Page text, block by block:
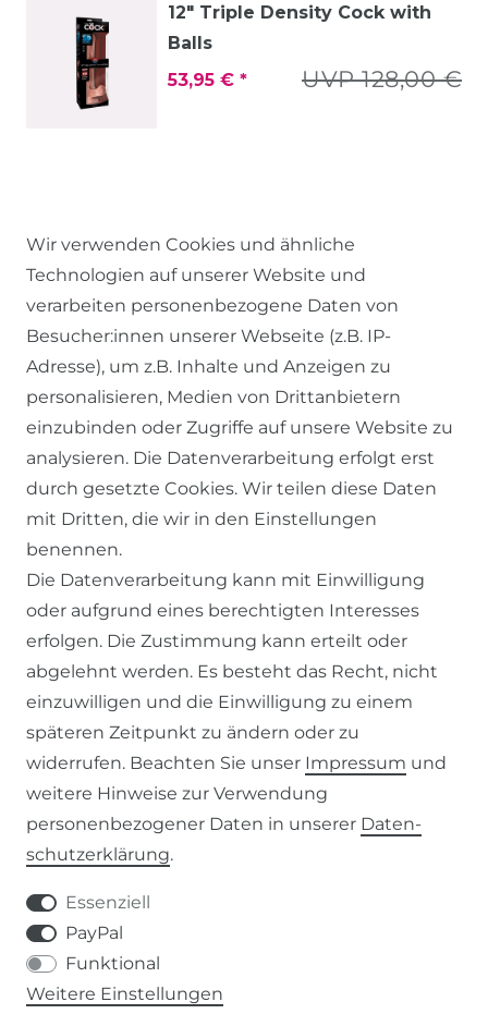
12" Triple Density Cock with
Balls
UVP 128,00 €
53,95 € *
RECHTLICHES
AGB
WIDERRUFSRECHT
DATENSCHUTZERKLÄRUNG
IMPRESSUM
SERVICE
ZAHLUNG & VERSAND
KONTAKT
VERTRAG WIDERRUFEN
KONTAKT
+49 (0) 9453 / 302130
info@despre.de
Wir verwenden Cookies und ähnliche
Technologien auf unserer Website und
verarbeiten personenbezogene Daten von
Besucher:innen unserer Webseite (z.B. IP-
Adresse), um z.B. Inhalte und Anzeigen zu
personalisieren, Medien von Drittanbietern
einzubinden oder Zugriffe auf unsere Website zu
analysieren. Die Datenverarbeitung erfolgt erst
durch gesetzte Cookies. Wir teilen diese Daten
mit Dritten, die wir in den Einstellungen
benennen.
Die Datenverarbeitung kann mit Einwilligung
oder aufgrund eines berechtigten Interesses
erfolgen. Die Zustimmung kann erteilt oder
abgelehnt werden. Es besteht das Recht, nicht
einzuwilligen und die Einwilligung zu einem
späteren Zeitpunkt zu ändern oder zu
widerrufen. Beachten Sie unser Impressum und
weitere Hinweise zur Verwendung
personenbezogener Daten in unserer Daten­
schutz­erklärung.
Essenziell
PayPal
Funktional
Weitere Einstellungen